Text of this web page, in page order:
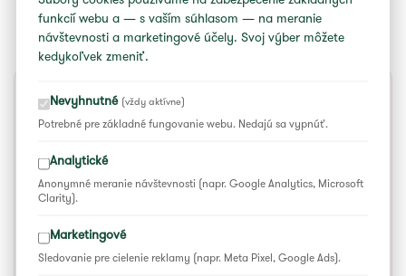
VIACDENNÉ PROGRAMY
ŠKOLA REMESIEL ÚĽUV
Príprava:Katarína Chruščová
funkcií webu a — s vaším súhlasom — na meranie
návštevnosti a marketingové účely. Svoj výber môžete
kedykoľvek zmeniť.
Nevyhnutné (vždy aktívne)
Potrebné pre základné fungovanie webu. Nedajú sa vypnúť.
Analytické
Anonymné meranie návštevnosti (napr. Google Analytics, Microsoft
Clarity).
Marketingové
Sledovanie pre cielenie reklamy (napr. Meta Pixel, Google Ads).